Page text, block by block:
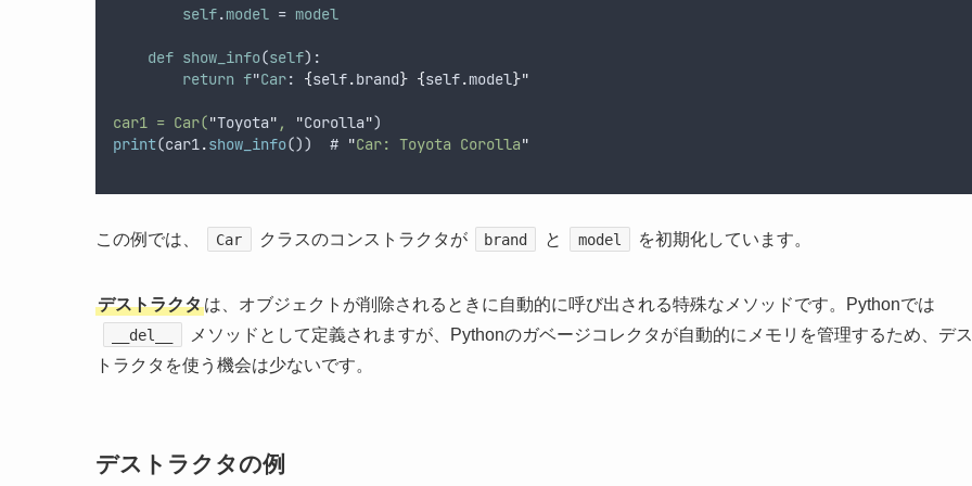
self.model = model
def show_info(self):
return f"Car: {self.brand} {self.model}"
car1 = Car("Toyota" , "Corolla")
print(car1.show_info())  # "Car: Toyota Corolla"
この例では、 Car クラスのコンストラクタが brand と model を初期化しています。
デストラクタは、オブジェクトが削除されるときに自動的に呼び出される特殊なメソッドです。Pythonでは
__del__
メソッドとして定義されますが、Pythonのガベージコレクタが自動的にメモリを管理するため、デス
トラクタを使う機会は少ないです。
デストラクタの例